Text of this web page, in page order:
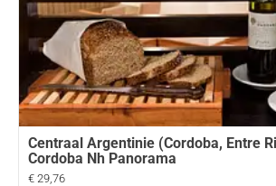
Centraal Argentinie (Cordoba, Entre
Cordoba Nh Panorama
€ 29,76